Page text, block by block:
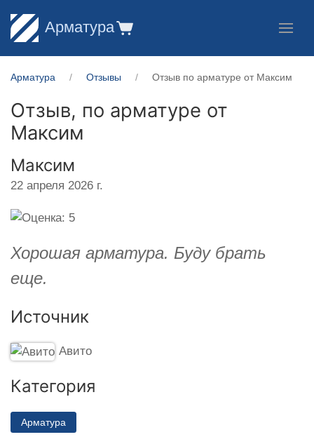
Арматура
Арматура Отзывы Отзыв по арматуре от Максим
Отзыв, по арматуре от
Максим
Максим
22 апреля 2026 г.
Хорошая арматура. Буду брать
еще.
Источник
Авито
Категория
Арматура